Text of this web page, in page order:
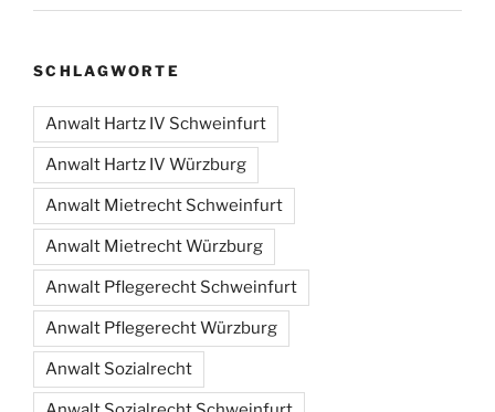
SCHLAGWORTE
Anwalt Hartz IV Schweinfurt
Anwalt Hartz IV Würzburg
Anwalt Mietrecht Schweinfurt
Anwalt Mietrecht Würzburg
Anwalt Pflegerecht Schweinfurt
Anwalt Pflegerecht Würzburg
Anwalt Sozialrecht